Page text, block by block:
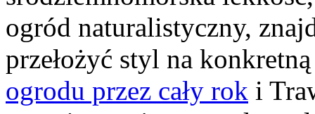
ogród naturalistyczny,
przełożyć styl na
ogrodu przez cały rok i